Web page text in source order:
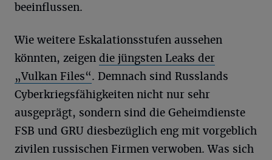
beeinflussen.
Wie weitere Eskalationsstufen aussehen
könnten, zeigen die jüngsten Leaks der
„Vulkan Files“. Demnach sind Russlands
Cyberkriegsfähigkeiten nicht nur sehr
ausgeprägt, sondern sind die Geheimdienste
FSB und GRU diesbezüglich eng mit vorgeblich
zivilen russischen Firmen verwoben. Was sich